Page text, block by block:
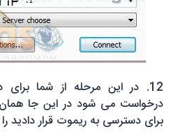
12. در این مرحله از شما
برای دسترسی به ریموت قرار دادید را